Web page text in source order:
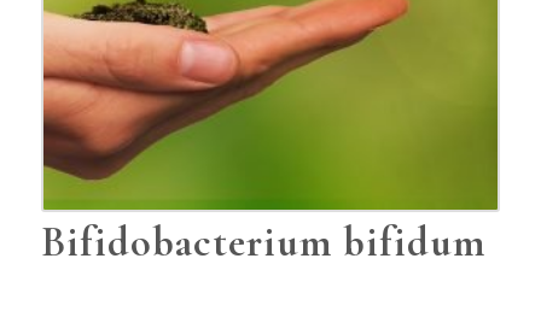
Bifidobacterium bifidum